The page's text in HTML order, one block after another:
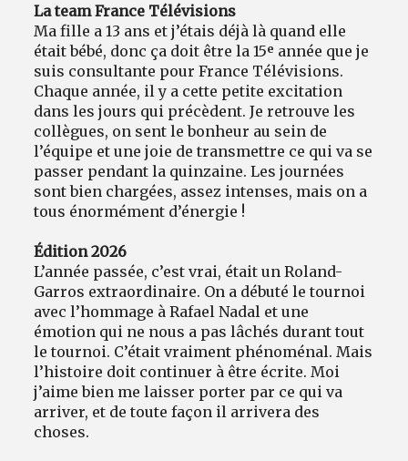
La team France Télévisions
Ma fille a 13 ans et j’étais déjà là quand elle
était bébé, donc ça doit être la 15ᵉ année que je
suis consultante pour France Télévisions.
Chaque année, il y a cette petite excitation
dans les jours qui précèdent. Je retrouve les
collègues, on sent le bonheur au sein de
l’équipe et une joie de transmettre ce qui va se
passer pendant la quinzaine. Les journées
sont bien chargées, assez intenses, mais on a
tous énormément d’énergie !
Édition 2026
L’année passée, c’est vrai, était un Roland-
Garros extraordinaire. On a débuté le tournoi
avec l’hommage à Rafael Nadal et une
émotion qui ne nous a pas lâchés durant tout
le tournoi. C’était vraiment phénoménal. Mais
l’histoire doit continuer à être écrite. Moi
j’aime bien me laisser porter par ce qui va
arriver, et de toute façon il arrivera des
choses.